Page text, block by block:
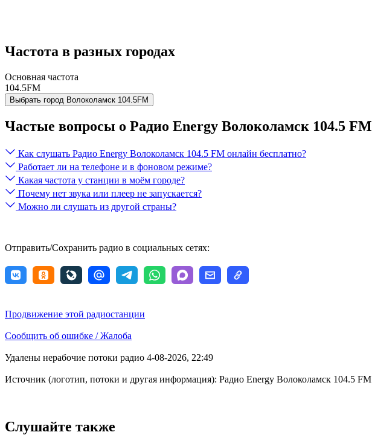
Частота в разных городах
Основная частота
104.5FM
Выбрать город Волоколамск 104.5FM
Частые вопросы о Радио Energy Волоколамск 104.5 FM
Как слушать Радио Energy Волоколамск 104.5 FM онлайн бесплатно?
Работает ли на телефоне и в фоновом режиме?
Какая частота у станции в моём городе?
Почему нет звука или плеер не запускается?
Можно ли слушать из другой страны?
Отправить/Сохранить радио в социальных сетях:
Продвижение этой радиостанции
Сообщить об ошибке / Жалоба
Удалены нерабочие потоки радио 4-08-2026, 22:49
Источник (логотип, потоки и другая информация): Радио Energy Волоколамск 104.5 FM
Слушайте также